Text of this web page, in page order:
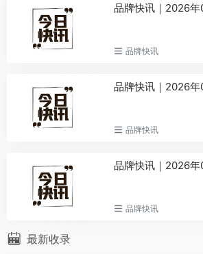
品牌快讯
品牌快讯
品牌快讯
最新收录